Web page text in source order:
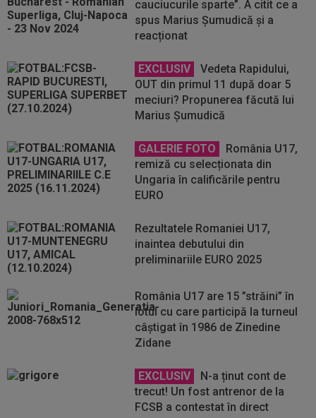
cauciucurile sparte”. A citit ce a
spus Marius Șumudică și a
reacționat
EXCLUSIV
Vedeta Rapidului,
OUT din primul 11 după doar 5
meciuri? Propunerea făcută lui
Marius Șumudică
GALERIE FOTO
România U17,
remiză cu selecționata din
Ungaria în calificările pentru
EURO
Rezultatele Romaniei U17,
inaintea debutului din
preliminariile EURO 2025
România U17 are 15 ”străini” în
lotul cu care participă la turneul
câștigat în 1986 de Zinedine
Zidane
EXCLUSIV
N-a ținut cont de
trecut! Un fost antrenor de la
FCSB a contestat în direct